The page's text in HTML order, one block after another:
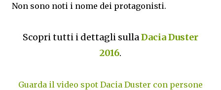
Non sono noti i nome dei protagonisti.
Scopri tutti i dettagli sullaDacia Duster
2016.
Guarda il video spot Dacia Duster con persone